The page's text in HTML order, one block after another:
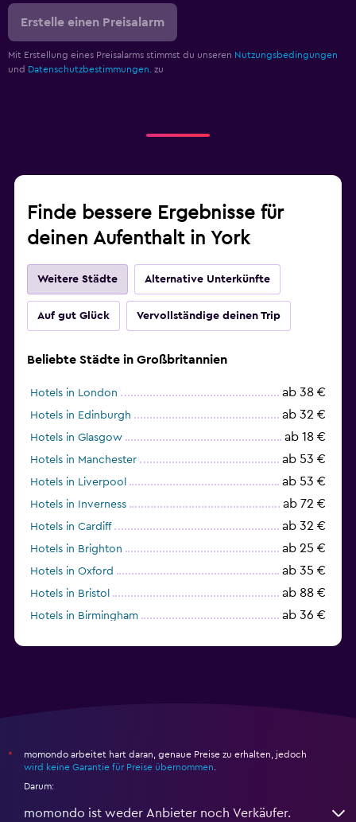
Erstelle einen Preisalarm
Mit Erstellung eines Preisalarms stimmst du unseren Nutzungsbedingungen
und Datenschutzbestimmungen. zu
Finde bessere Ergebnisse für
deinen Aufenthalt in York
Weitere Städte Alternative Unterkünfte
Auf gut Glück Vervollständige deinen Trip
Beliebte Städte in Großbritannien
Hotels in London ab 38 €
Hotels in Edinburgh ab 32 €
Hotels in Glasgow ab 18 €
Hotels in Manchester ab 53 €
Hotels in Liverpool ab 53 €
Hotels in Inverness ab 72 €
Hotels in Cardiff ab 32 €
Hotels in Brighton ab 25 €
Hotels in Oxford ab 35 €
Hotels in Bristol ab 88 €
Hotels in Birmingham ab 36 €
*
momondo arbeitet hart daran, genaue Preise zu erhalten, jedoch
wird keine Garantie für Preise übernommen
Darum:
momondo ist weder Anbieter noch Verkäufer.